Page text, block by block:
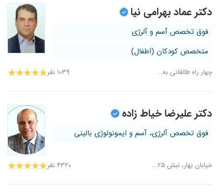
دکتر عماد بهرامی نیا
فوق تخصص آسم و آلرژی
متخصص کودکان (اطفال)
چهار راه طالقانی به... ۱۰۳۹ نفر
دکتر علیرضا خیاط زاده
فوق تخصص آلرژی، آسم و ایمونولوژی بالینی
خیابان بهار، نبش ۲۵... ۴۳۲۰ نفر